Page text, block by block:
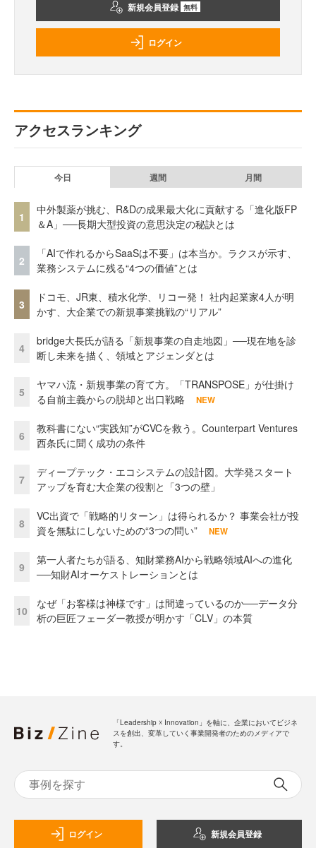
新規会員登録 無料
ログイン
アクセスランキング
今日 週間 月間
1
中外製薬が挑む、R&Dの成果最大化に貢献する「進化版FP
＆A」──長期大型投資の意思決定の秘訣とは
2
「AIで作れるからSaaSは不要」は本当か。ラクスが示す、
業務システムに残る“4つの価値”とは
3
ドコモ、JR東、積水化学、リコー発！ 社内起業家4人が明
かす、大企業での新規事業挑戦の“リアル”
4
bridge大長氏が語る「新規事業の自走地図」──現在地を診
断し未来を描く、領域とアジェンダとは
5
ヤマハ流・新規事業の育て方。「TRANSPOSE」が仕掛け
る自前主義からの脱却と出口戦略
NEW
6
教科書にない“実践知”がCVCを救う。Counterpart Ventures
西条氏に聞く成功の条件
7
ディープテック・エコシステムの設計図。大学発スタート
アップを育む大企業の役割と「3つの壁」
8
VC出資で「戦略的リターン」は得られるか？ 事業会社が投
資を無駄にしないための“3つの問い”
NEW
9
第一人者たちが語る、知財業務AIから戦略領域AIへの進化
──知財AIオーケストレーションとは
10
なぜ「お客様は神様です」は間違っているのか──データ分
析の巨匠フェーダー教授が明かす「CLV」の本質
「Leadership ☓ Innovation」を軸に、企業においてビジネ
スを創出、変革していく事業開発者のためのメディアで
す。
ログイン 新規会員登録